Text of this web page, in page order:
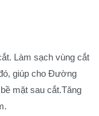
Làm sạch vùng cắt
giúp cho Đường
mặt sau cắt.Tăng